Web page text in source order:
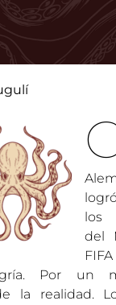
los
del
Por un
la realidad.